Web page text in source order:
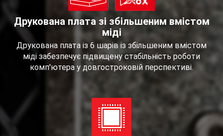
Друкована плата зі збільшеним вмістом
міді
Друкована плата із 6 шарів із збільшеним вмістом
міді забезпечує підвищену стабільність роботи
комп'ютера у довгостроковій перспективі.